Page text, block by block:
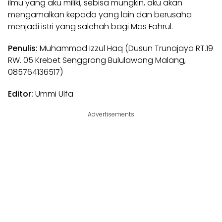
ilmu yang aku miliki, sebisa mungkin, aku akan
mengamalkan kepada yang lain dan berusaha
menjadi istri yang salehah bagi Mas Fahrul.
Penulis: Muhammad Izzul Haq (Dusun Trunajaya RT.19
RW. 05 Krebet Senggrong Bululawang Malang,
085764136517)
Editor: Ummi Ulfa
Advertisements